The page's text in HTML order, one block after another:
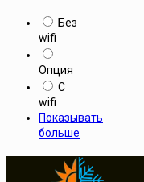
Без
wifi
Опция
С
wifi
Показывать
больше